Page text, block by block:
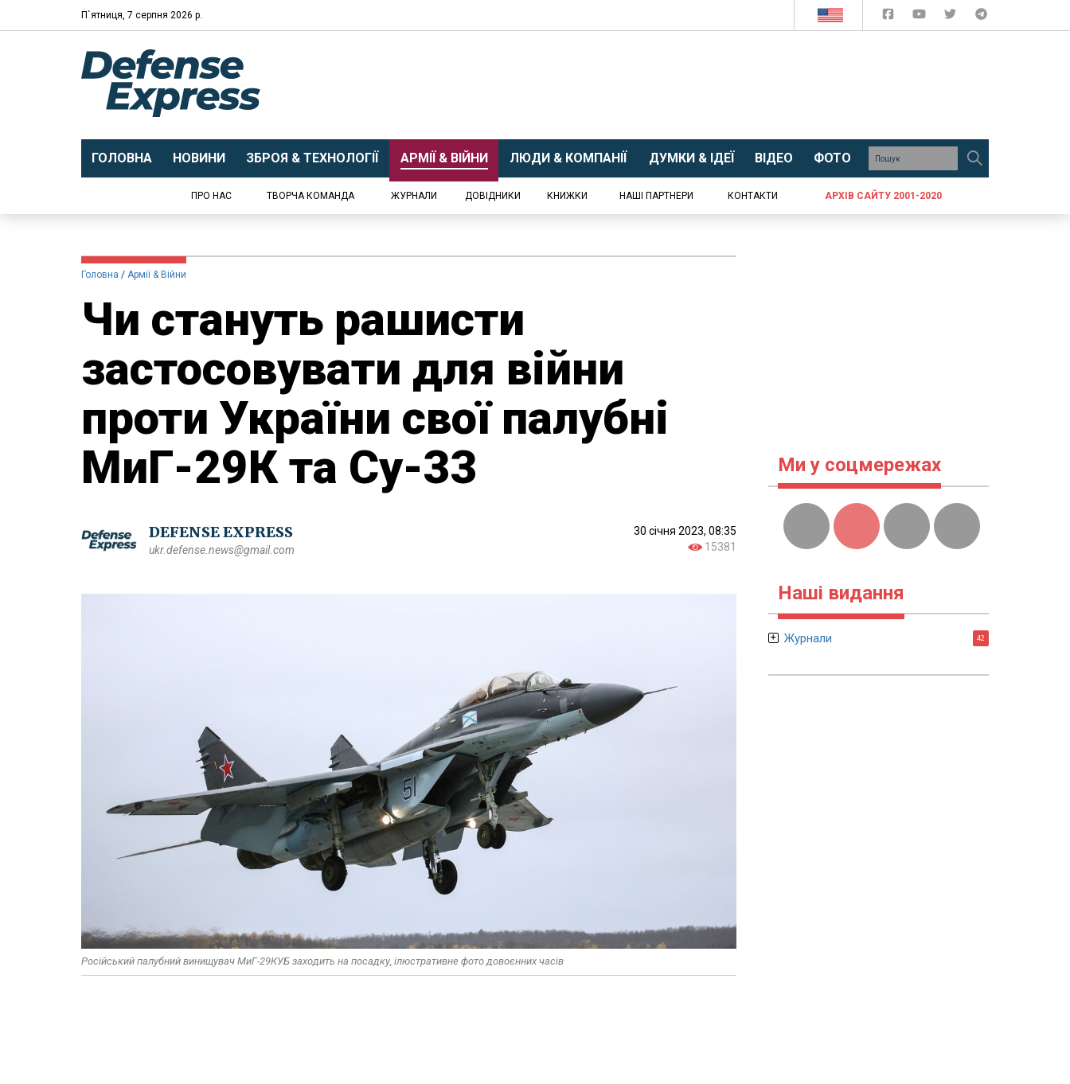
П`ятниця, 7 серпня 2026 р.
ГОЛОВНА НОВИНИ ЗБРОЯ & ТЕХНОЛОГІЇ АРМІЇ & ВІЙНИ ЛЮДИ & КОМПАНІЇ ДУМКИ & ІДЕЇ ВІДЕО ФОТО
ПРО НАС ТВОРЧА КОМАНДА ЖУРНАЛИ ДОВІДНИКИ КНИЖКИ НАШІ ПАРТНЕРИ КОНТАКТИ АРХІВ САЙТУ 2001-2020
Головна Армії & Війни
Чи стануть рашисти
застосовувати для війни
проти України свої палубні
МиГ-29К та Су-33
DEFENSE EXPRESS
ukr.defense.news@gmail.com
30 січня 2023, 08:35
15381
Російський палубний винищувач МиГ-29КУБ заходить на посадку, ілюстративне фото довоєнних часів
Ми у соцмережах
Наші видання
Журнали 42